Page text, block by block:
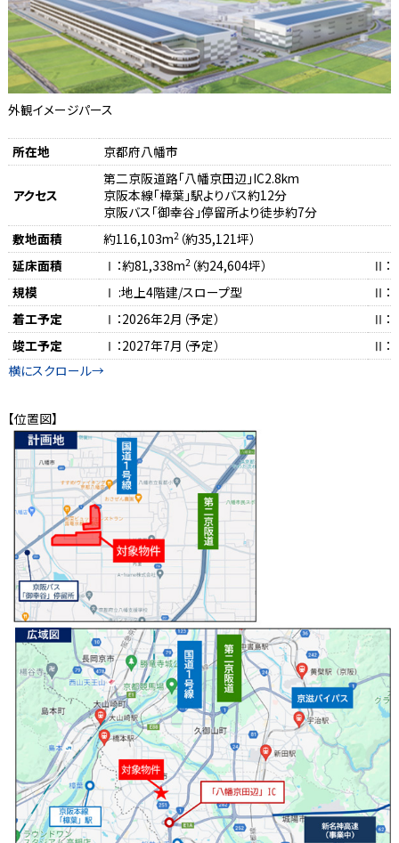
外観イメージパース
所在地 京都府八幡市
アクセス
第二京阪道路「八幡京田辺」IC2.8km
京阪本線「樟葉」駅よりバス約12分
京阪バス「御幸谷」停留所より徒歩約7分
敷地面積
約116,103m2（約35,121坪）
延床面積
Ⅰ：約81,338m2（約24,604坪）
Ⅱ：
規模
Ⅰ :地上4階建/スロープ型
Ⅱ：
着工予定
Ⅰ：2026年2月（予定）
Ⅱ：
竣工予定
Ⅰ：2027年7月（予定） Ⅱ：
【位置図】